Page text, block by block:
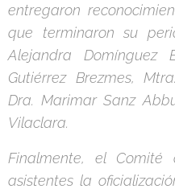
entregaron
que terminaron su
Alejandra Domínguez
Gutiérrez Brezmes,
Dra. Marimar Sanz
Vilaclara.
Finalmente, el Comité
asistentes la